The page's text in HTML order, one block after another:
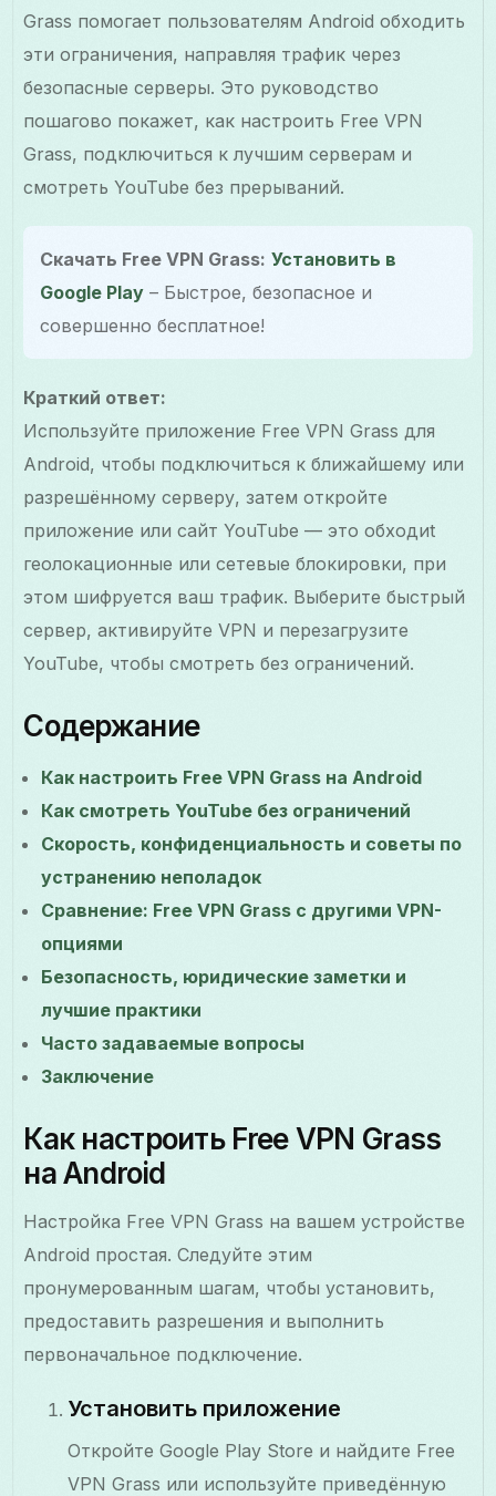
Grass помогает пользователям Android обходить
эти ограничения, направляя трафик через
безопасные серверы. Это руководство
пошагово покажет, как настроить Free VPN
Grass, подключиться к лучшим серверам и
смотреть YouTube без прерываний.
Скачать Free VPN Grass: Установить в
Google Play – Быстрое, безопасное и
совершенно бесплатное!
Краткий ответ:
Используйте приложение Free VPN Grass для
Android, чтобы подключиться к ближайшему или
разрешённому серверу, затем откройте
приложение или сайт YouTube — это обходиt
геолокационные или сетевые блокировки, при
этом шифруется ваш трафик. Выберите быстрый
сервер, активируйте VPN и перезагрузите
YouTube, чтобы смотреть без ограничений.
Содержание
Как настроить Free VPN Grass на Android
Как смотреть YouTube без ограничений
Скорость, конфиденциальность и советы по
устранению неполадок
Сравнение: Free VPN Grass с другими VPN-
опциями
Безопасность, юридические заметки и
лучшие практики
Часто задаваемые вопросы
Заключение
Как настроить Free VPN Grass
на Android
Настройка Free VPN Grass на вашем устройстве
Android простая. Следуйте этим
пронумерованным шагам, чтобы установить,
предоставить разрешения и выполнить
первоначальное подключение.
Установить приложение
Откройте Google Play Store и найдите Free
VPN Grass или используйте приведённую